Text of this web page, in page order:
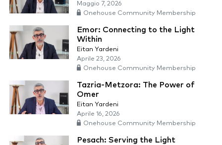
Maggio 7, 2026
Onehouse Community Membership
Emor: Connecting to the Light
Within
Eitan Yardeni
Aprile 23, 2026
Onehouse Community Membership
Tazria-Metzora: The Power of
Omer
Eitan Yardeni
Aprile 16, 2026
Onehouse Community Membership
Pesach: Serving the Light